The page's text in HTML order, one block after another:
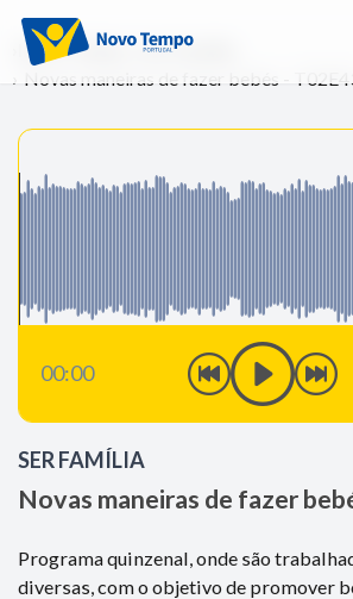
Início Rádio
Ser Família
Novas maneiras de fazer bebés -
00:00
SER FAMÍLIA
Novas maneiras de fazer
Programa quinzenal, onde são
diversas, com o objetivo de promover